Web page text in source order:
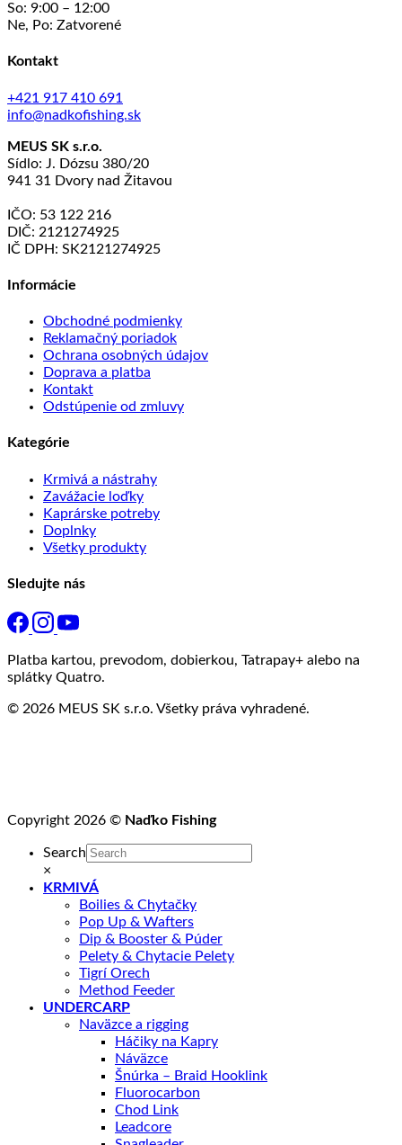
So: 9:00 – 12:00
Ne, Po: Zatvorené
Kontakt
+421 917 410 691
info@nadkofishing.sk
MEUS SK s.r.o.
Sídlo: J. Dózsu 380/20
941 31 Dvory nad Žitavou
IČO: 53 122 216
DIČ: 2121274925
IČ DPH: SK2121274925
Informácie
Obchodné podmienky
Reklamačný poriadok
Ochrana osobných údajov
Doprava a platba
Kontakt
Odstúpenie od zmluvy
Kategórie
Krmivá a nástrahy
Zavážacie loďky
Kaprárske potreby
Doplnky
Všetky produkty
Sledujte nás
Platba kartou, prevodom, dobierkou, Tatrapay+ alebo na
splátky Quatro.
© 2026 MEUS SK s.r.o. Všetky práva vyhradené.
Copyright 2026 © Naďko Fishing
Search
×
KRMIVÁ
Boilies & Chytačky
Pop Up & Wafters
Dip & Booster & Púder
Pelety & Chytacie Pelety
Tigrí Orech
Method Feeder
UNDERCARP
Naväzce a rigging
Háčiky na Kapry
Náväzce
Šnúrka – Braid Hooklink
Fluorocarbon
Chod Link
Leadcore